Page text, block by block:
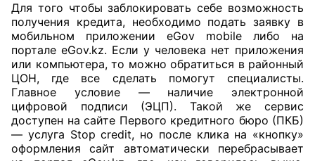
Для того чтобы заблокировать себе возможность
получения кредита, необходимо подать заявку в
мобильном приложении eGov mobile либо на
портале eGov.kz. Если у человека нет приложения
или компьютера, то можно обратиться в районный
ЦОН, где все сделать помогут специалисты.
Главное условие — наличие электронной
цифровой подписи (ЭЦП). Такой же сервис
доступен на сайте Первого кредитного бюро (ПКБ)
— услуга Stop credit, но после клика на «кнопку»
оформления сайт автоматически перебрасывает